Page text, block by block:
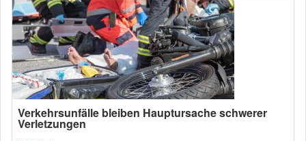
Verkehrsunfälle bleiben Hauptursache schwerer
Verletzungen